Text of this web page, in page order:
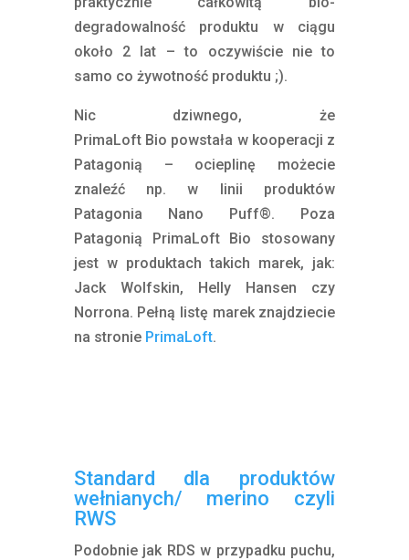
degradowalność produktu w ciągu
około 2 lat – to oczywiście nie to
samo co żywotność produktu ;).
Nic dziwnego, że
PrimaLoftBio powstała w kooperacji z
Patagonią – ocieplinę możecie
znaleźć np. w linii produktów
Patagonia Nano Puff®. Poza
Patagonią PrimaLoftBio stosowany
jest w produktach takich marek, jak:
Jack Wolfskin, Helly Hansen czy
Norrona. Pełną listę marek znajdziecie
na stronie PrimaLoft.
Standard dla produktów
wełnianych/ merino czyli
RWS
Podobnie jak RDS w przypadku puchu,